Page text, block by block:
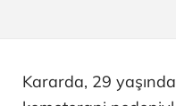
Kararda, 29